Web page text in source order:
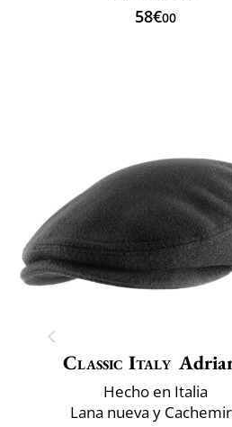
58€00
Classic Italy
Hecho en Italia
Lana nueva y